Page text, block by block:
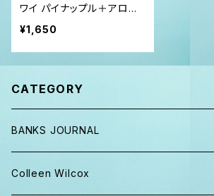
ワイ パイナップル＋アロハ
送料無料
¥1,650
CATEGORY
BANKS JOURNAL
キャップ ニット帽
Colleen Wilcox